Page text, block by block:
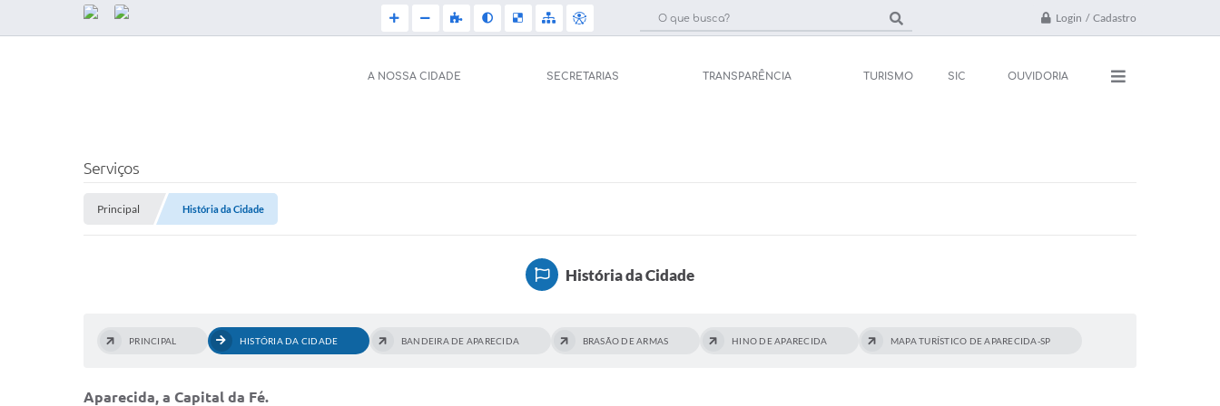
Login / Cadastro
A NOSSA CIDADE SECRETARIAS TRANSPARÊNCIA TURISMO SIC OUVIDORIA
Coronavírus
A PREFEITURA
Prefeito(a)
Participe mais Agenda
Serviços
Principal História da Cidade
História da Cidade
PRINCIPAL HISTÓRIA DA CIDADE BANDEIRA DE APARECIDA BRASÃO DE ARMAS HINO DE APARECIDA MAPA TURÍSTICO DE APARECIDA-SP
Aparecida, a Capital da Fé.